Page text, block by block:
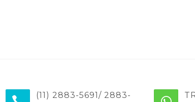
(11) 2883-5691/ 2883-